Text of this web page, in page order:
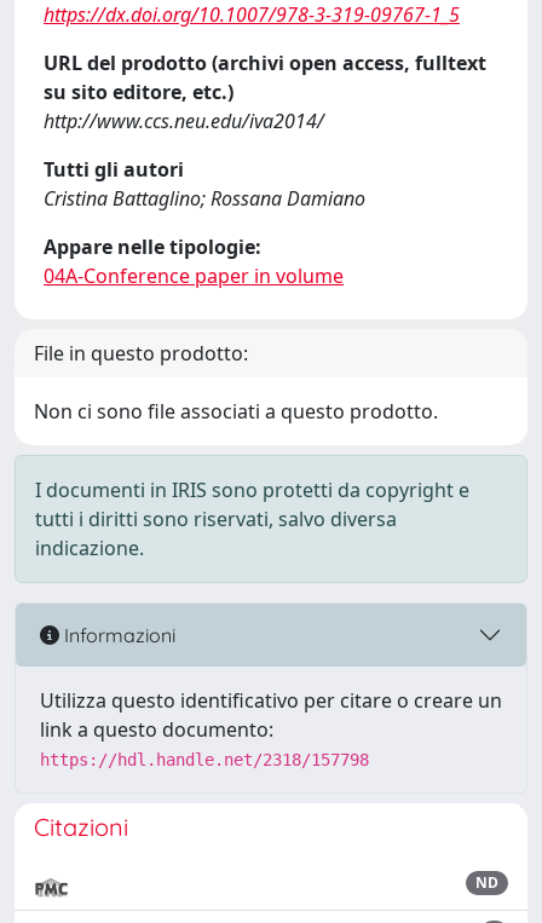
https://dx.doi.org/10.1007/978-3-319-09767-1_5
URL del prodotto (archivi open access, fulltext
su sito editore, etc.)
http://www.ccs.neu.edu/iva2014/
Tutti gli autori
Cristina Battaglino; Rossana Damiano
Appare nelle tipologie:
04A-Conference paper in volume
File in questo prodotto:
Non ci sono file associati a questo prodotto.
I documenti in IRIS sono protetti da copyright e
tutti i diritti sono riservati, salvo diversa
indicazione.
Informazioni
Utilizza questo identificativo per citare o creare un
link a questo documento:
https://hdl.handle.net/2318/157798
Citazioni
ND